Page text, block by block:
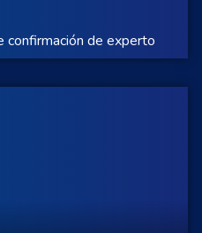
confirmación de experto